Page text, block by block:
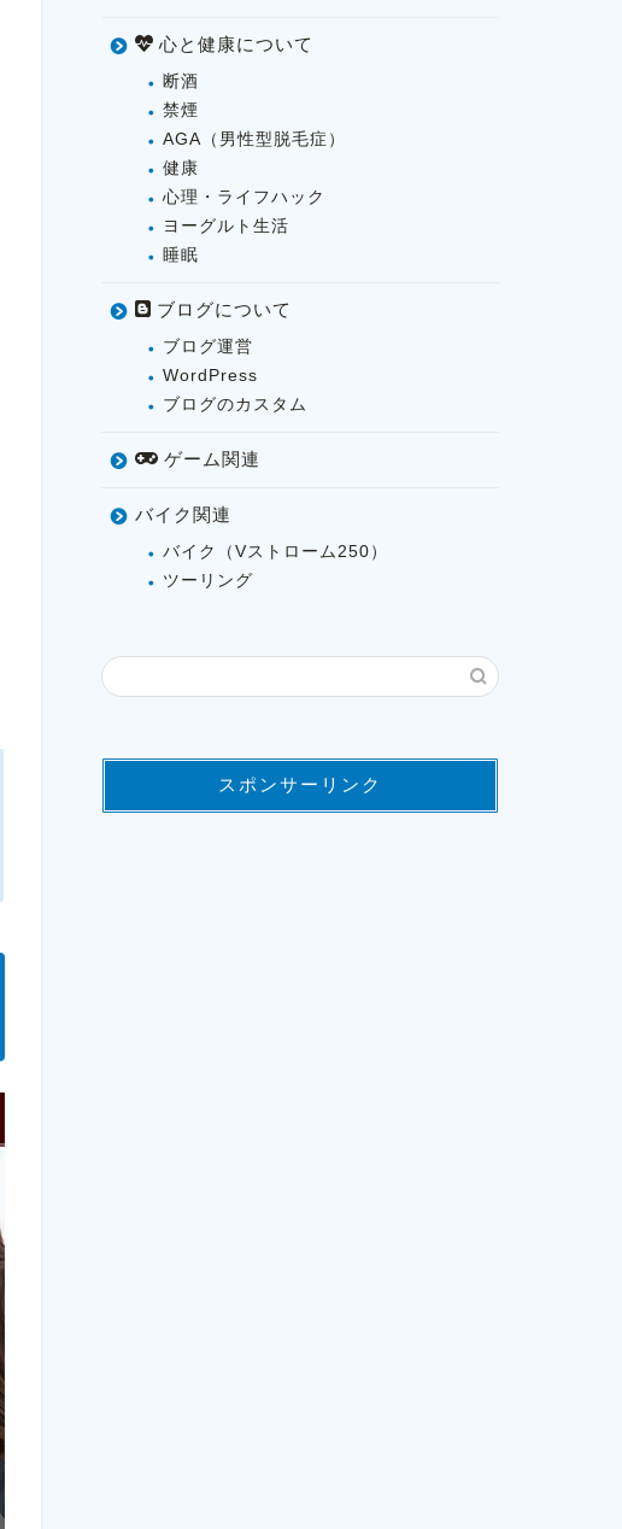
心と健康について
断酒
禁煙
AGA（男性型脱毛症）
健康
心理・ライフハック
ヨーグルト生活
睡眠
ブログについて
ブログ運営
WordPress
ブログのカスタム
ゲーム関連
バイク関連
バイク（Vストローム250）
ツーリング
スポンサーリンク